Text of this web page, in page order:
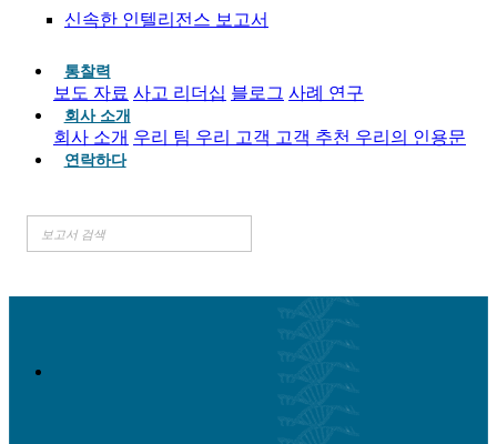
신속한 인텔리전스 보고서
통찰력
보도 자료 사고 리더십 블로그 사례 연구
회사 소개
회사 소개 우리 팀 우리 고객 고객 추천 우리의 인용문
연락하다